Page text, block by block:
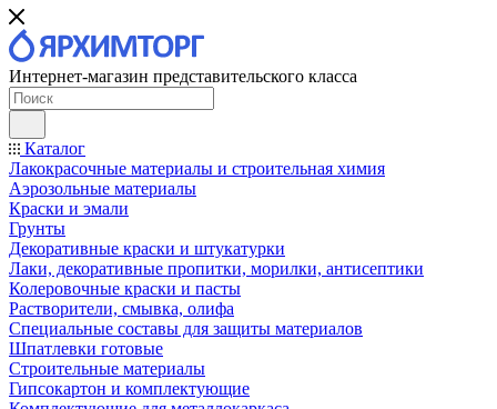
Интернет-магазин представительского класса
Каталог
Лакокрасочные материалы и строительная химия
Аэрозольные материалы
Краски и эмали
Грунты
Декоративные краски и штукатурки
Лаки, декоративные пропитки, морилки, антисептики
Колеровочные краски и пасты
Растворители, смывка, олифа
Специальные составы для защиты материалов
Шпатлевки готовые
Строительные материалы
Гипсокартон и комплектующие